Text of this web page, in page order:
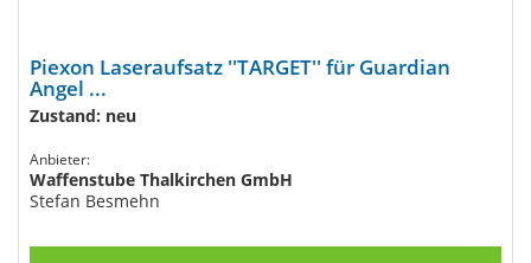
Piexon Laseraufsatz ''TARGET'' für Guardian
Angel ...
Zustand: neu
Anbieter:
Waffenstube Thalkirchen GmbH
Stefan Besmehn